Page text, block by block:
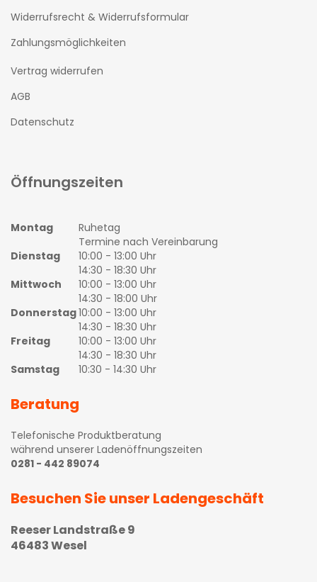
Widerrufsrecht & Widerrufsformular
Zahlungsmöglichkeiten
Vertrag widerrufen
AGB
Datenschutz
Öffnungszeiten
Montag
Ruhetag
Termine nach Vereinbarung
Dienstag
10:00 - 13:00 Uhr
14:30 - 18:30 Uhr
Mittwoch
10:00 - 13:00 Uhr
14:30 - 18:00 Uhr
Donnerstag10:00 - 13:00 Uhr
14:30 - 18:30 Uhr
Freitag
10:00 - 13:00 Uhr
14:30 - 18:30 Uhr
Samstag
10:30 - 14:30 Uhr
Beratung
Telefonische Produktberatung
während unserer Ladenöffnungszeiten
0281 - 442 89074
Besuchen Sie unser Ladengeschäft
Reeser Landstraße 9
46483 Wesel